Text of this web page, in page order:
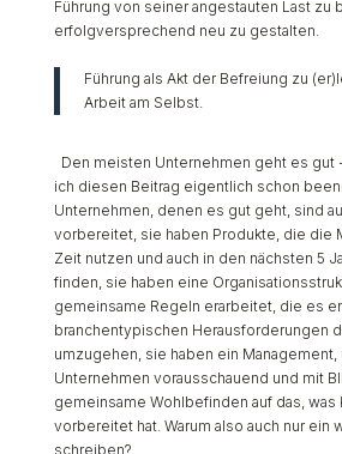
Führung von seiner angestauten Last zu
erfolgversprechend neu zu gestalten.
Führung als Akt der Befreiung zu
Arbeit am Selbst.
Den meisten Unternehmen geht es gut
ich diesen Beitrag eigentlich schon
Unternehmen, denen es gut geht, sind
vorbereitet, sie haben Produkte, die die
Zeit nutzen und auch in den nächsten 5
finden, sie haben eine
gemeinsame Regeln erarbeitet, die es
branchentypischen Herausforderungen
umzugehen, sie haben ein Management,
Unternehmen vorausschauend und mit
gemeinsame Wohlbefinden auf das, was
vorbereitet hat. Warum also auch nur ein
schreiben?